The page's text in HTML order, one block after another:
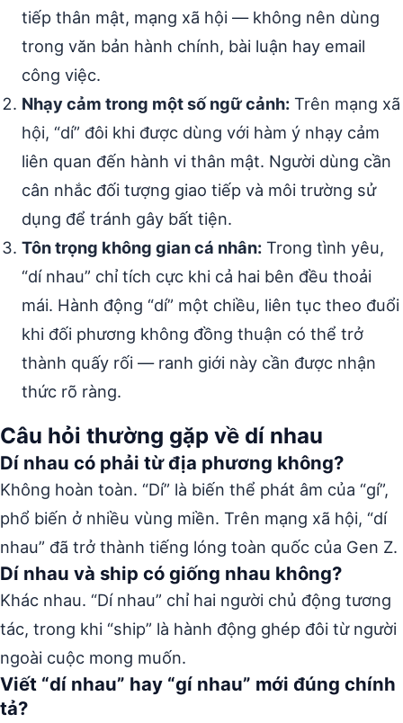
tiếp thân mật, mạng xã hội — không nên dùng
trong văn bản hành chính, bài luận hay email
công việc.
Nhạy cảm trong một số ngữ cảnh: Trên mạng xã
hội, “dí” đôi khi được dùng với hàm ý nhạy cảm
liên quan đến hành vi thân mật. Người dùng cần
cân nhắc đối tượng giao tiếp và môi trường sử
dụng để tránh gây bất tiện.
Tôn trọng không gian cá nhân: Trong tình yêu,
“dí nhau” chỉ tích cực khi cả hai bên đều thoải
mái. Hành động “dí” một chiều, liên tục theo đuổi
khi đối phương không đồng thuận có thể trở
thành quấy rối — ranh giới này cần được nhận
thức rõ ràng.
Câu hỏi thường gặp về dí nhau
Dí nhau có phải từ địa phương không?
Không hoàn toàn. “Dí” là biến thể phát âm của “gí”,
phổ biến ở nhiều vùng miền. Trên mạng xã hội, “dí
nhau” đã trở thành tiếng lóng toàn quốc của Gen Z.
Dí nhau và ship có giống nhau không?
Khác nhau. “Dí nhau” chỉ hai người chủ động tương
tác, trong khi “ship” là hành động ghép đôi từ người
ngoài cuộc mong muốn.
Viết “dí nhau” hay “gí nhau” mới đúng chính
tả?